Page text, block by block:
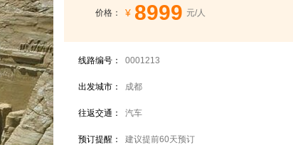
价格： ¥ 8999 元/人
线路编号： 0001213
出发城市： 成都
往返交通： 汽车
预订提醒： 建议提前60天预订